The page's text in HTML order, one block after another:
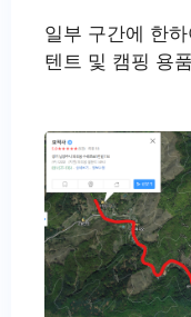
일부 구간에 한
텐트 및 캠핑 용